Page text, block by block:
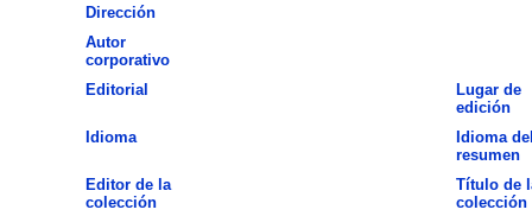
Dirección
Autor
corporativo
Editorial
Lugar de
edición
Idioma
Idioma
resumen
Editor de la
colección
Título de
colección